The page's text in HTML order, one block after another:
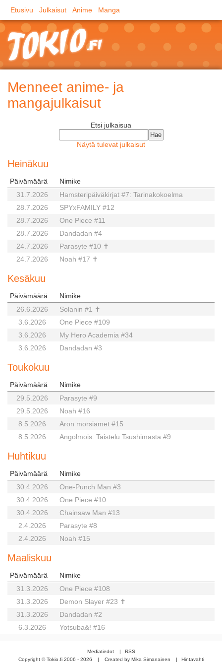
Etusivu Julkaisut Anime Manga
Menneet anime- ja
mangajulkaisut
Etsi julkaisua
Näytä tulevat julkaisut
Heinäkuu
Päivämäärä
Nimike
31.7.2026
Hamsteripäiväkirjat #7: Tarinakokoelma
28.7.2026
SPYxFAMILY #12
28.7.2026
One Piece #11
28.7.2026
Dandadan #4
24.7.2026
Parasyte #10 ✝
24.7.2026
Noah #17 ✝
Kesäkuu
Päivämäärä
Nimike
26.6.2026
Solanin #1 ✝
3.6.2026
One Piece #109
3.6.2026
My Hero Academia #34
3.6.2026
Dandadan #3
Toukokuu
Päivämäärä
Nimike
29.5.2026
Parasyte #9
29.5.2026
Noah #16
8.5.2026
Aron morsiamet #15
8.5.2026
Angolmois: Taistelu Tsushimasta #9
Huhtikuu
Päivämäärä
Nimike
30.4.2026
One-Punch Man #3
30.4.2026
One Piece #10
30.4.2026
Chainsaw Man #13
2.4.2026
Parasyte #8
2.4.2026
Noah #15
Maaliskuu
Päivämäärä
Nimike
31.3.2026
One Piece #108
31.3.2026
Demon Slayer #23 ✝
31.3.2026
Dandadan #2
6.3.2026
Yotsuba&! #16
Mediatiedot |
RSS
Copyright © Tokio.fi 2006 - 2026
| Created by Mika Simanainen | Hintavahti